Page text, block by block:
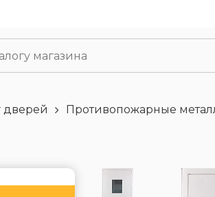
дверей Противопожарные